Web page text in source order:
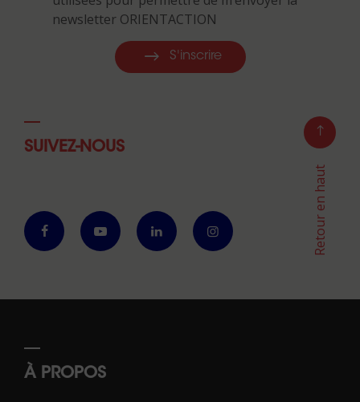
newsletter ORIENTACTION
S'inscrire
SUIVEZ-NOUS
Retour en haut
À PROPOS